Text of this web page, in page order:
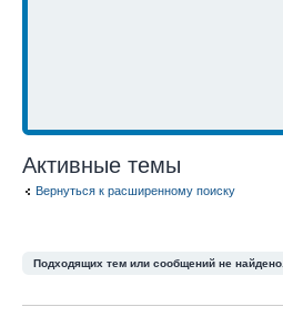
Активные темы
Вернуться к расширенному поиску
Подходящих тем или сообщений не найдено.